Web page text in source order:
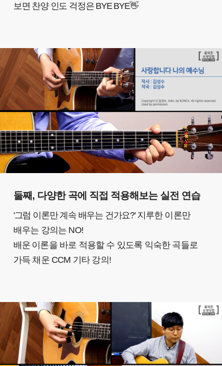
보면 찬양 인도 걱정은 BYE BYE👋
둘째, 다양한 곡에 직접 적용해보는 실전 연습
'그럼 이론만 계속 배우는 건가요?' 지루한 이론만
배우는 강의는 NO!
배운 이론을 바로 적용할 수 있도록 익숙한 곡들로
가득 채운 CCM 기타 강의!